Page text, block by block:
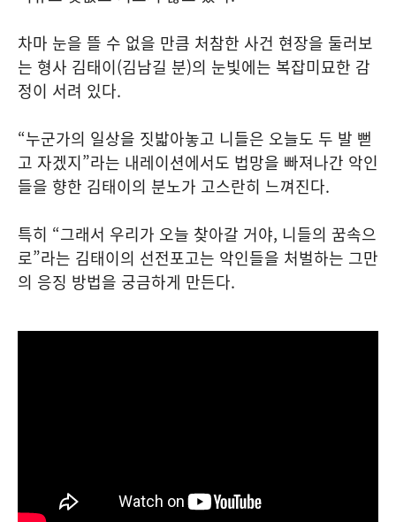
차마 눈을 뜰 수 없을 만큼 처참한 사건 현장을 둘러보
는 형사 김태이(김남길 분)의 눈빛에는 복잡미묘한 감
정이 서려 있다.
“누군가의 일상을 짓밟아놓고 니들은 오늘도 두 발 뻗
고 자겠지”라는 내레이션에서도 법망을 빠져나간 악인
들을 향한 김태이의 분노가 고스란히 느껴진다.
특히 “그래서 우리가 오늘 찾아갈 거야, 니들의 꿈속으
로”라는 김태이의 선전포고는 악인들을 처벌하는 그만
의 응징 방법을 궁금하게 만든다.